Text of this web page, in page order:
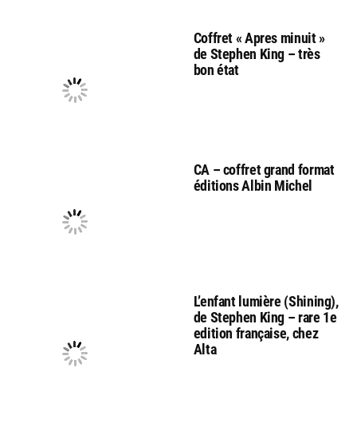
Coffret « Apres minuit »
de Stephen King – très
bon état
CA – coffret grand format
éditions Albin Michel
L’enfant lumière (Shining),
de Stephen King – rare 1e
edition française, chez
Alta